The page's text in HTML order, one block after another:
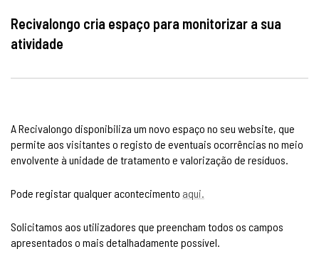
Recivalongo cria espaço para monitorizar a sua
atividade
A Recivalongo disponibiliza um novo espaço no seu website, que
permite aos visitantes o registo de eventuais ocorrências no meio
envolvente à unidade de tratamento e valorização de resíduos.
Pode registar qualquer acontecimento aqui.
Solicitamos aos utilizadores que preencham todos os campos
apresentados o mais detalhadamente possível.